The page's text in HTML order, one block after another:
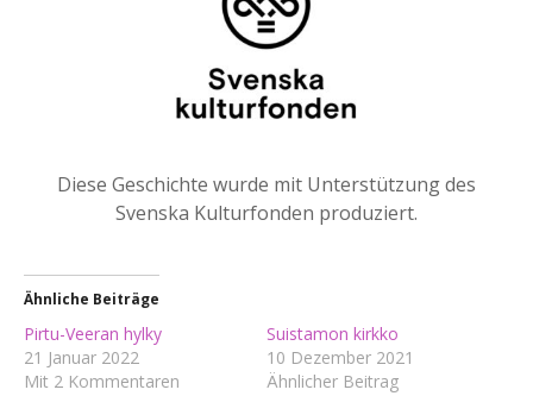
Diese Geschichte wurde mit Unterstützung des
Svenska Kulturfonden produziert.
Ähnliche Beiträge
Pirtu-Veeran hylky
21 Januar 2022
Mit 2 Kommentaren
Suistamon kirkko
10 Dezember 2021
Ähnlicher Beitrag